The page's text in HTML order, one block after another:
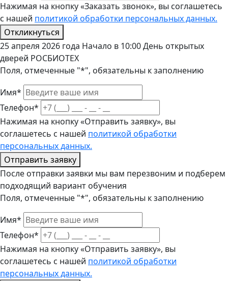
Нажимая на кнопку «Заказать звонок», вы соглашетесь
с нашей политикой обработки персональных данных.
Откликнуться
25 апреля 2026 года Начало в 10:00 День открытых
дверей РОСБИОТЕХ
Поля, отмеченные "*", обязательны к заполнению
Имя*
Телефон*
Нажимая на кнопку «Отправить заявку», вы
соглашетесь с нашей политикой обработки
персональных данных.
Отправить заявку
После отправки заявки мы вам перезвоним и подберем
подходящий вариант обучения
Поля, отмеченные "*", обязательны к заполнению
Имя*
Телефон*
Нажимая на кнопку «Отправить заявку», вы
соглашетесь с нашей политикой обработки
персональных данных.